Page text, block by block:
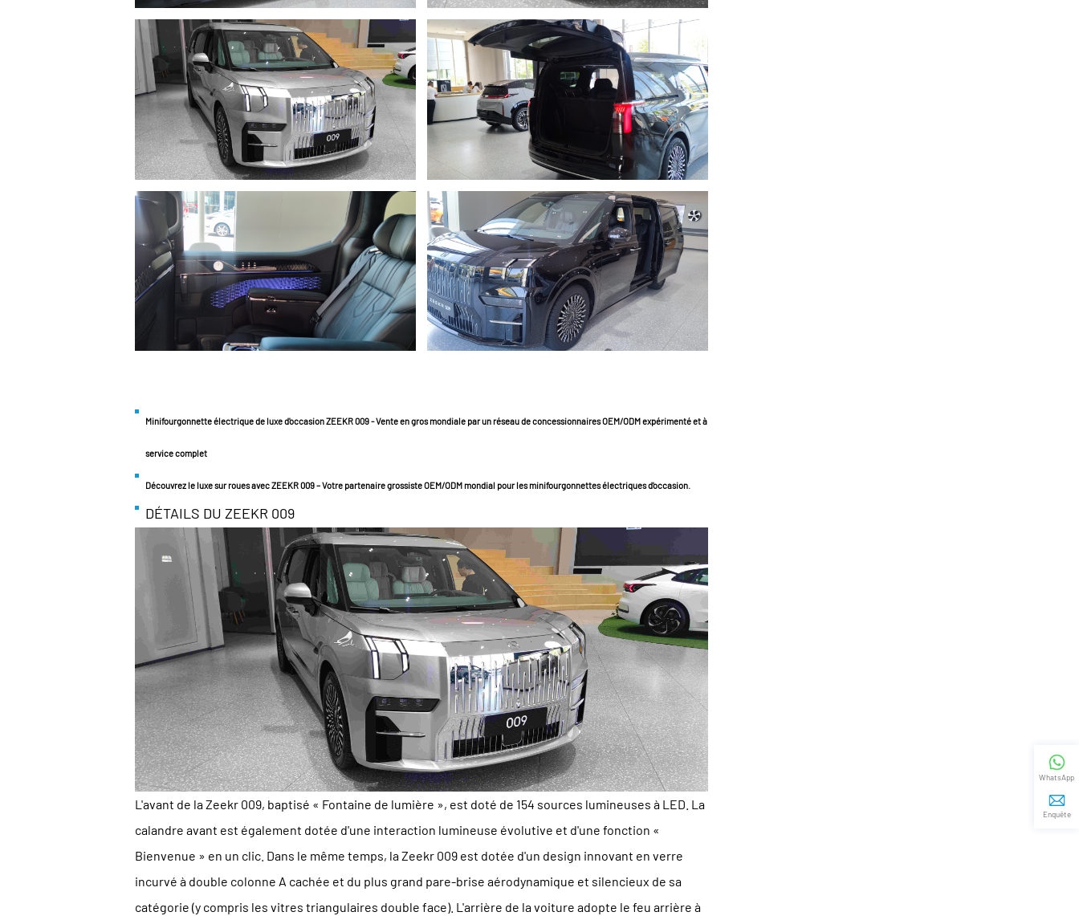
Minifourgonnette électrique de luxe d'occasion ZEEKR 009 - Vente en gros mondiale par un réseau de concessionnaires OEM/ODM expérimenté et à
service complet
Découvrez le luxe sur roues avec ZEEKR 009 – Votre partenaire grossiste OEM/ODM mondial pour les minifourgonnettes électriques d'occasion.
DÉTAILS DU ZEEKR 009
L'avant de la Zeekr 009, baptisé « Fontaine de lumière », est doté de 154 sources lumineuses à LED. La
calandre avant est également dotée d'une interaction lumineuse évolutive et d'une fonction «
Bienvenue » en un clic. Dans le même temps, la Zeekr 009 est dotée d'un design innovant en verre
incurvé à double colonne A cachée et du plus grand pare-brise aérodynamique et silencieux de sa
catégorie (y compris les vitres triangulaires double face). L'arrière de la voiture adopte le feu arrière à
WhatsApp
Enquête